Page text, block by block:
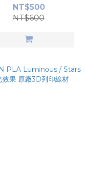
NT$500
NT$600